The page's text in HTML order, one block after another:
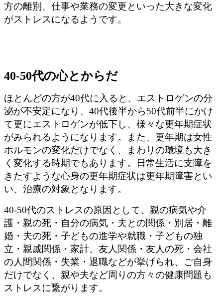
方の離別、仕事や業務の変更といった大きな変化
がストレスになるようです。
40-50代の心とからだ
ほとんどの方が40代に入ると、エストロゲンの分
泌が不安定になり、40代後半から50代前半にかけ
て更にエストロゲンが低下し、様々な更年期症状
がみられるようになります。また、更年期は女性
ホルモンの変化だけでなく、まわりの環境も大き
く変化する時期でもあります。日常生活に支障を
きたすような心身の更年期症状は更年期障害とい
い、治療の対象となります。
40-50代のストレスの原因として、親の病気や介
護・親の死・自分の病気・夫との関係・別居・離
婚・夫の死・子どもの進学や就職・子どもの独
立・親戚関係・家計、友人関係・友人の死・会社
の人間関係・失業・退職などが挙げられ、ご自身
だけでなく、親や夫など周りの方々の健康問題も
ストレスに繋がります。